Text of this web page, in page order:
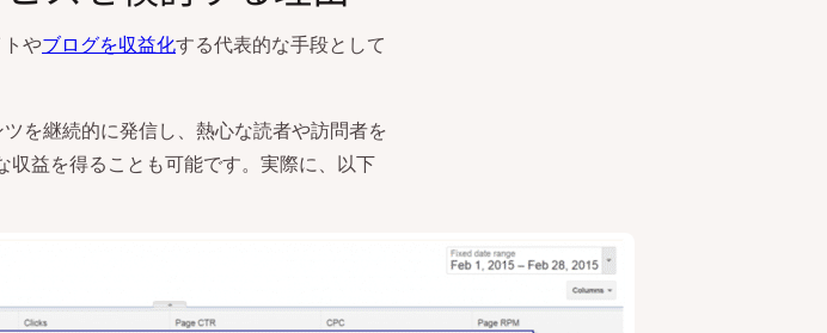
やブログを収益化する代表的な手段として
を継続的に発信し、熱心な読者や訪問者を
益を得ることも可能です。実際に、以下